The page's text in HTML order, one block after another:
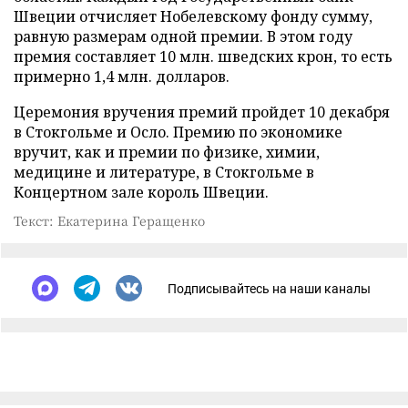
Швеции отчисляет Нобелевскому фонду сумму,
равную размерам одной премии. В этом году
премия составляет 10 млн. шведских крон, то есть
примерно 1,4 млн. долларов.
Церемония вручения премий пройдет 10 декабря
в Стокгольме и Осло. Премию по экономике
вручит, как и премии по физике, химии,
медицине и литературе, в Стокгольме в
Концертном зале король Швеции.
Текст: Екатерина Геращенко
Подписывайтесь на наши каналы